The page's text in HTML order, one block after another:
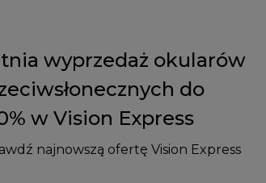
wyprzedaż okularów
do
w Vision Express
najnowszą ofertę Vision Express